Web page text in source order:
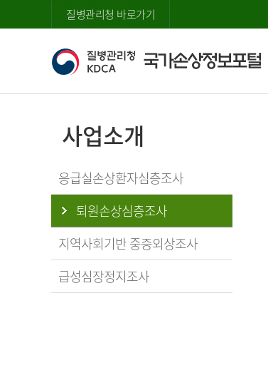
질병관리청 바로가기
사업소개
응급실손상환자심층조사
퇴원손상심층조사
지역사회기반 중증외상조사
급성심장정지조사